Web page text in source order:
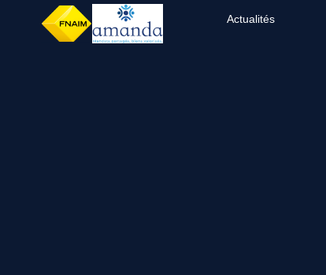
Actualités